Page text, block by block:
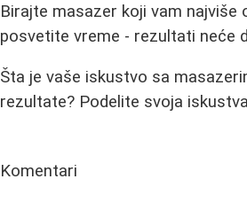
Birajte masazer koji vam
posvetite vreme - rezultati neće
Šta je vaše iskustvo sa
rezultate? Podelite svoja
Komentari